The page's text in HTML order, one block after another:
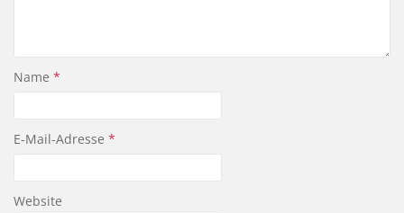
Name *
E-Mail-Adresse *
Website